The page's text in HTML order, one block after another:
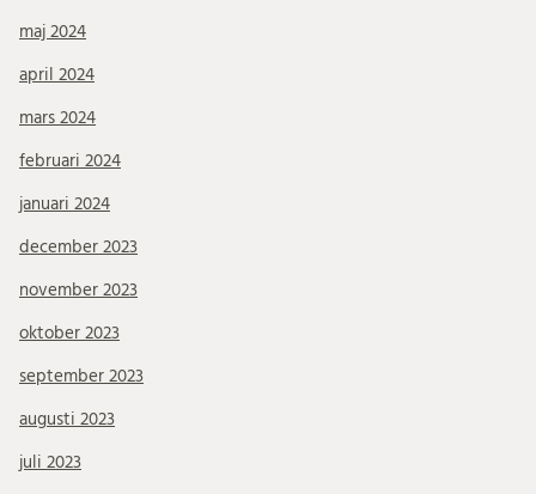
maj 2024
april 2024
mars 2024
februari 2024
januari 2024
december 2023
november 2023
oktober 2023
september 2023
augusti 2023
juli 2023